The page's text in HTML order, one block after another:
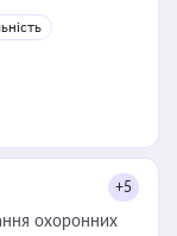
+5
охоронних